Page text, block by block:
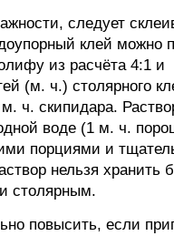
следует
клей можно
из расчёта 4:1 и
(м. ч.) столярного
ч. скипидара.
воде (1 м. ч.
порциями и
нельзя хранить
столярным.
повысить, если